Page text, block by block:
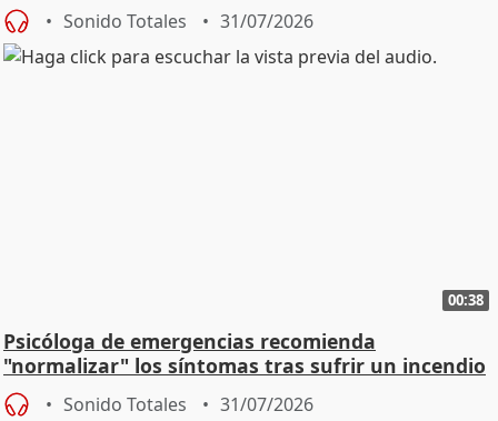
Sonido Totales 31/07/2026
00:38
Psicóloga de emergencias recomienda
"normalizar" los síntomas tras sufrir un incendio
Sonido Totales 31/07/2026